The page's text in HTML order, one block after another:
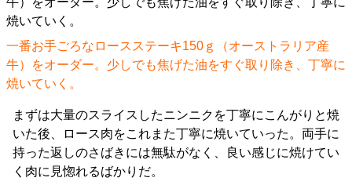
一番お手ごろなロースステーキ150ｇ（オーストラリア産
牛）をオーダー。少しでも焦げた油をすぐ取り除き、丁寧に
焼いていく。
まずは大量のスライスしたニンニクを丁寧にこんがりと焼
いた後、ロース肉をこれまた丁寧に焼いていった。両手に
持った返しのさばきには無駄がなく、良い感じに焼けてい
く肉に見惚れるばかりだ。